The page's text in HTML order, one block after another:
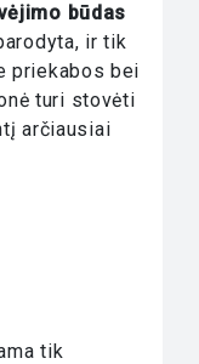
būdas
ir tik
priekabos bei
turi stovėti
arčiausiai
tik